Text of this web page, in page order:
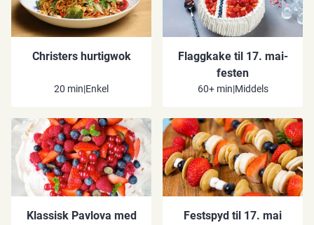
Christers hurtigwok
20 min|Enkel
Flaggkake til 17. mai-
festen
60+ min|Middels
Klassisk Pavlova med
Festspyd til 17. mai